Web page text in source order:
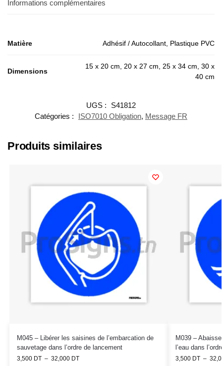
Informations complémentaires
Matière Adhésif / Autocollant, Plastique PVC
Dimensions
15 x 20 cm, 20 x 27 cm, 25 x 34 cm, 30 x
40 cm
UGS :
S41812
Catégories :
ISO7010 Obligation, Message FR
Produits similaires
M045 – Libérer les saisines de l’embarcation de
sauvetage dans l’ordre de lancement
3,500 DT – 32,000 DT
M039 –
l’eau dans
3,500 DT –